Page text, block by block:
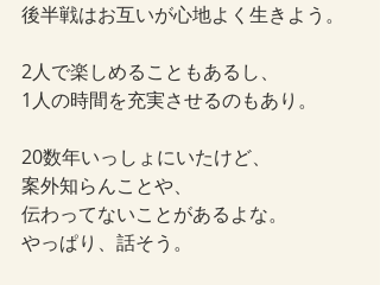
後半戦はお互いが心地よく生きよう。
2人で楽しめることもあるし、
1人の時間を充実させるのもあり。
20数年いっしょにいたけど、
案外知らんことや、
伝わってないことがあるよな。
やっぱり、話そう。